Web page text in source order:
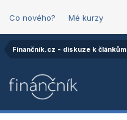
Co nového? Mé kurzy
Finančník.cz - diskuze k článkům